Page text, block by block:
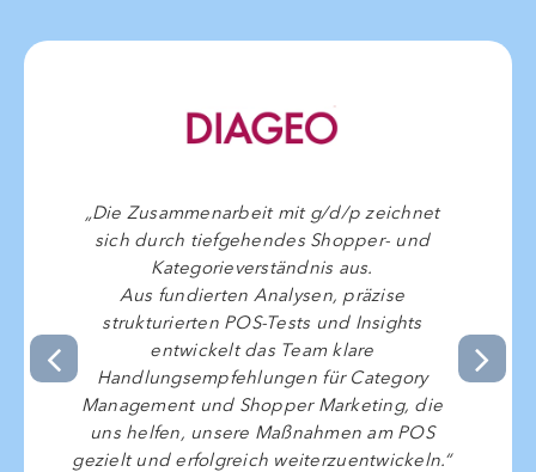
„Die Zusammenarbeit mit g/d/p zeichnet
sich durch tiefgehendes Shopper- und
Kategorieverständnis aus.
Aus fundierten Analysen, präzise
strukturierten POS-Tests und Insights
entwickelt das Team klare
Handlungsempfehlungen für Category
Management und Shopper Marketing, die
uns helfen, unsere Maßnahmen am POS
gezielt und erfolgreich weiterzuentwickeln.“